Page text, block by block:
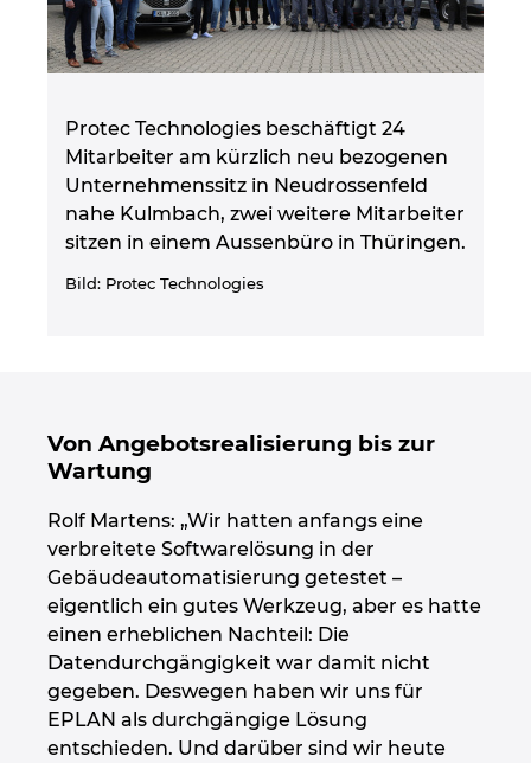
Protec Technologies beschäftigt 24
Mitarbeiter am kürzlich neu bezogenen
Unternehmenssitz in Neudrossenfeld
nahe Kulmbach, zwei weitere Mitarbeiter
sitzen in einem Aussenbüro in Thüringen.
Bild: Protec Technologies
Von Angebotsrealisierung bis zur
Wartung
Rolf Martens: „Wir hatten anfangs eine
verbreitete Softwarelösung in der
Gebäudeautomatisierung getestet –
eigentlich ein gutes Werkzeug, aber es hatte
einen erheblichen Nachteil: Die
Datendurchgängigkeit war damit nicht
gegeben. Deswegen haben wir uns für
EPLAN als durchgängige Lösung
entschieden. Und darüber sind wir heute
Ukraine
Ungarn
Vereinigte Arabische Emirate